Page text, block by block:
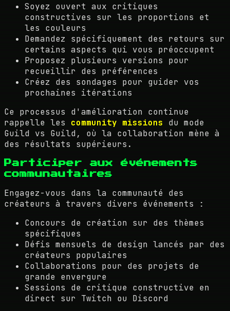
Soyez ouvert aux critiques
constructives sur les proportions et
les couleurs
Demandez spécifiquement des retours sur
certains aspects qui vous préoccupent
Proposez plusieurs versions pour
recueillir des préférences
Créez des sondages pour guider vos
prochaines itérations
Ce processus d'amélioration continue
rappelle les community missions du mode
Guild vs Guild, où la collaboration mène à
des résultats supérieurs.
Participer aux événements
communautaires
Engagez-vous dans la communauté des
créateurs à travers divers événements :
Concours de création sur des thèmes
spécifiques
Défis mensuels de design lancés par des
créateurs populaires
Collaborations pour des projets de
grande envergure
Sessions de critique constructive en
direct sur Twitch ou Discord